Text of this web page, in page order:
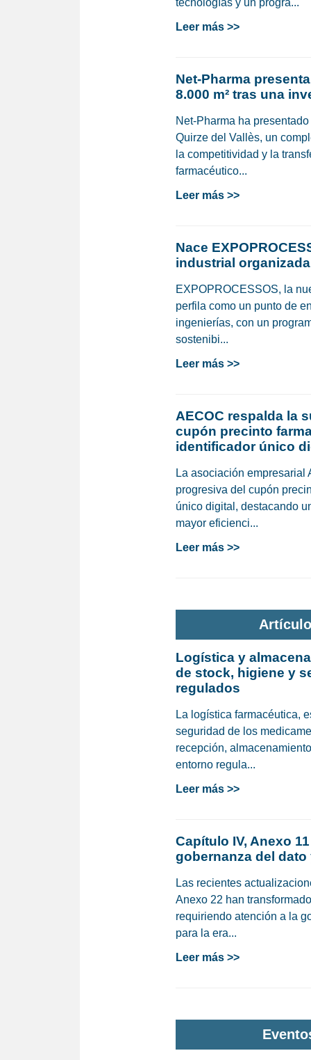
Leer más >>
Net-Pharma
8.000 m² tras una
Net-Pharma ha
Quirze del Vallès, un
la competitividad y la
farmacéutico...
Leer más >>
Nace
industrial
EXPOPROCESSOS, la
perfila como un punto de
ingenierías, con un
sostenibi...
Leer más >>
AECOC respalda la
cupón precinto
identificador único
La asociación empresarial
progresiva del cupón
único digital, destacando
mayor eficienci...
Leer más >>
Logística y
de stock, higiene y
regulados
La logística farmacéutica,
seguridad de los
recepción,
entorno regula...
Leer más >>
Capítulo IV, Anexo
gobernanza del dato
Las recientes
Anexo 22 han
requiriendo atención a la
para la era...
Leer más >>